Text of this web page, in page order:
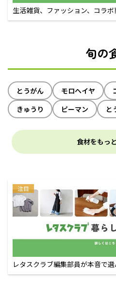
生活雑貨、ファッション、コラ
えるECサイト
旬の
とうがん モロヘイヤ
きゅうり
ピーマン と
食材をもっ
注目
レタスクラブ編集部員が本音で